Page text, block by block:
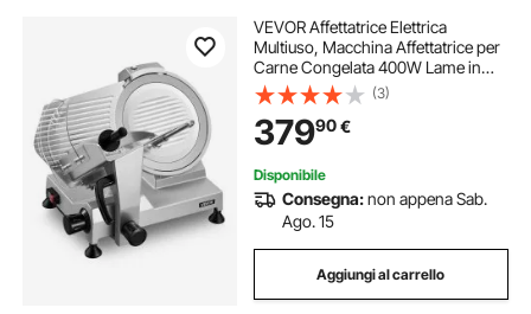
VEVOR Affettatrice Elettrica
Multiuso, Macchina Affettatrice per
Carne Congelata 400W Lame in
Acciaio al Carbonio Rimovibile da
30 cm con Vassoio di Raccolta,
Spessore di Taglio Regolabile da 0-
15 mm
(3)
37990€
Disponibile
Consegna:non appena Sab.
Ago. 15
Aggiungi al carrello